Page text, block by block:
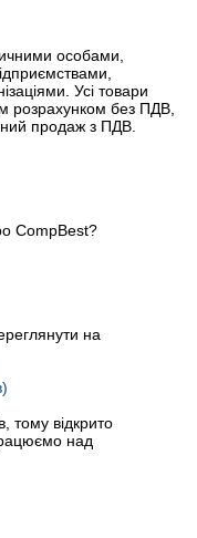
особами,
Усі товари
розрахунком без ПДВ,
продаж з ПДВ.
CompBest?
на
тому відкрито
над